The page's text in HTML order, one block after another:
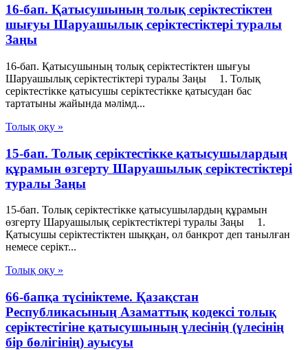
16-бап. Қатысушының толық серiктестiктен
шығуы Шаруашылық серіктестіктері туралы
Заңы
16-бап. Қатысушының толық серiктестiктен шығуы
Шаруашылық серіктестіктері туралы Заңы 1. Толық
серiктестiкке қатысушы серiктестiкке қатысудан бас
тартатыны жайында мәлiмд...
Толық оқу »
15-бап. Толық серiктестiкке қатысушылардың
құрамын өзгерту Шаруашылық серіктестіктері
туралы Заңы
15-бап. Толық серiктестiкке қатысушылардың құрамын
өзгерту Шаруашылық серіктестіктері туралы Заңы 1.
Қатысушы серiктестiктен шыққан, ол банкрот деп танылған
немесе серiкт...
Толық оқу »
66-бапқа түсініктеме. Қазақстан
Республикасының Азаматтық кодексі толық
серіктестігіне қатысушының үлесінің (үлесінің
бір бөлігінің) ауысуы